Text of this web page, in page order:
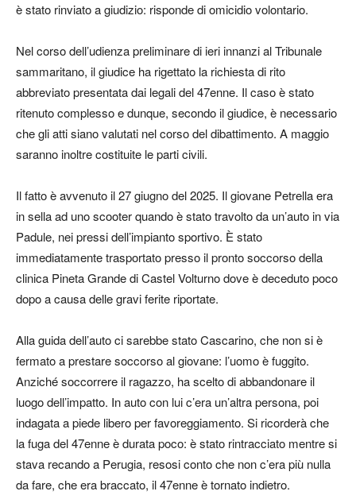
è stato rinviato a giudizio: risponde di omicidio volontario.
Nel corso dell’udienza preliminare di ieri innanzi al Tribunale
sammaritano, il giudice ha rigettato la richiesta di rito
abbreviato presentata dai legali del 47enne. Il caso è stato
ritenuto complesso e dunque, secondo il giudice, è necessario
che gli atti siano valutati nel corso del dibattimento. A maggio
saranno inoltre costituite le parti civili.
Il fatto è avvenuto il 27 giugno del 2025. Il giovane Petrella era
in sella ad uno scooter quando è stato travolto da un’auto in via
Padule, nei pressi dell’impianto sportivo. È stato
immediatamente trasportato presso il pronto soccorso della
clinica Pineta Grande di Castel Volturno dove è deceduto poco
dopo a causa delle gravi ferite riportate.
Alla guida dell’auto ci sarebbe stato Cascarino, che non si è
fermato a prestare soccorso al giovane: l’uomo è fuggito.
Anziché soccorrere il ragazzo, ha scelto di abbandonare il
luogo dell’impatto. In auto con lui c’era un’altra persona, poi
indagata a piede libero per favoreggiamento. Si ricorderà che
la fuga del 47enne è durata poco: è stato rintracciato mentre si
stava recando a Perugia, resosi conto che non c’era più nulla
da fare, che era braccato, il 47enne è tornato indietro.